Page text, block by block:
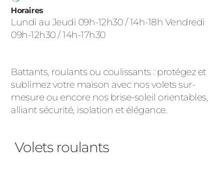
Horaires
Lundi au Jeudi 09h-12h30 / 14h-18h Vendredi
09h-12h30 / 14h-17h30
Battants, roulants ou coulissants : protégez et
sublimez votre maison avec nos volets sur-
mesure ou encore nos brise-soleil orientables,
alliant sécurité, isolation et élégance.
Volets roulants